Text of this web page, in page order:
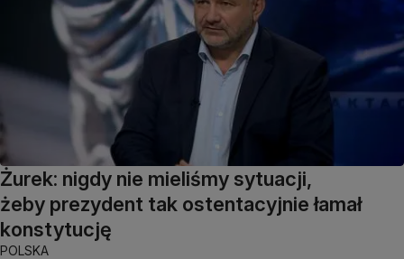
Żurek: nigdy nie mieliśmy sytuacji,
żeby prezydent tak ostentacyjnie łamał
konstytucję
POLSKA